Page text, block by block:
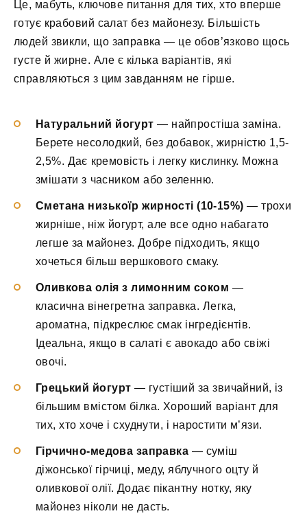
Це, мабуть, ключове питання для тих, хто вперше
готує крабовий салат без майонезу. Більшість
людей звикли, що заправка — це обов’язково щось
густе й жирне. Але є кілька варіантів, які
справляються з цим завданням не гірше.
Натуральний йогурт — найпростіша заміна.
Берете несолодкий, без добавок, жирністю 1,5-
2,5%. Дає кремовість і легку кислинку. Можна
змішати з часником або зеленню.
Сметана низькоїр жирності (10-15%) — трохи
жирніше, ніж йогурт, але все одно набагато
легше за майонез. Добре підходить, якщо
хочеться більш вершкового смаку.
Оливкова олія з лимонним соком —
класична вінегретна заправка. Легка,
ароматна, підкреслює смак інгредієнтів.
Ідеальна, якщо в салаті є авокадо або свіжі
овочі.
Грецький йогурт — густіший за звичайний, із
більшим вмістом білка. Хороший варіант для
тих, хто хоче і схуднути, і наростити м’язи.
Гірчично-медова заправка — суміш
діжонської гірчиці, меду, яблучного оцту й
оливкової олії. Додає пікантну нотку, яку
майонез ніколи не дасть.